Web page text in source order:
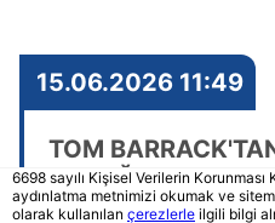
15.06.2026 11:49
TOM
ERDOĞAN'A
6698 sayılı Kişisel Verilerin Korunması
aydınlatma metnimizi okumak ve
olarak kullanılan çerezlerle ilgili bilgi